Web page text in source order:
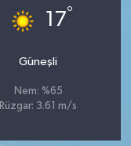
17°
Güneşli
Nem: %65
Rüzgar: 3.61 m/s